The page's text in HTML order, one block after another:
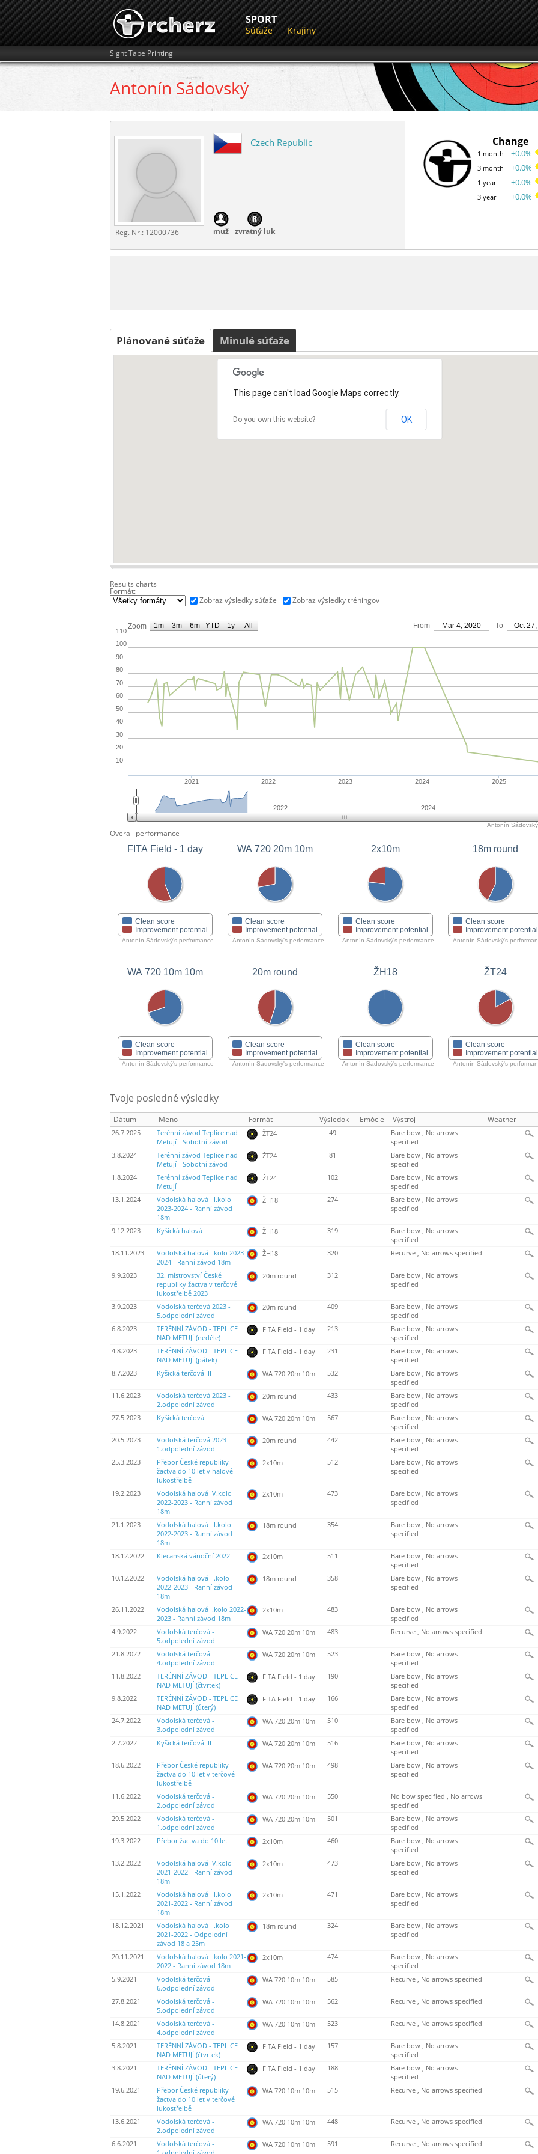
SPORT
Súťaže Krajiny
Sight Tape Printing
Antonín Sádovský
Reg. Nr.: 12000736
Czech Republic
muž zvratný luk
Change
1 month
3 month
1 year
3 year
+0.0%
+0.0%
+0.0%
+0.0%
Plánované súťaže Minulé súťaže
This page can't load Google Maps correctly.
Do you own this website? OK
Results charts
Formát:
Zobraz výsledky súťaže
Zobraz výsledky tréningov
Zoom From Mar 4, 2020 To Oct
2021 2022 2023 2024 2025
10
20
30
40
50
60
70
80
90
100
110
2022 2024
1m 3m 6m YTD 1y All
Antonín
Overall performance
FITA Field - 1 day
Clean score
Improvement potential
Antonín Sádovský's performance
WA 720 20m 10m
Clean score
Improvement potential
Antonín Sádovský's performance
2x10m
Clean score
Improvement potential
Antonín Sádovský's performance
18m round
Clean score
Improvement potential
Antonín Sádovský's
WA 720 10m 10m
Clean score
Improvement potential
Antonín Sádovský's performance
20m round
Clean score
Improvement potential
Antonín Sádovský's performance
ŽH18
Clean score
Improvement potential
Antonín Sádovský's performance
ŽT24
Clean score
Improvement potential
Antonín Sádovský's
Tvoje posledné výsledky
Dátum Meno Formát Výsledok Emócie Výstroj Weather
26.7.2025
Terénní závod Teplice nad
Metují - Sobotní závod
ŽT24 49
Bare bow , No arrows
specified
3.8.2024
Terénní závod Teplice nad
Metují - Sobotní závod
ŽT24 81
Bare bow , No arrows
specified
1.8.2024
Terénní závod Teplice nad
Metují
ŽT24 102
Bare bow , No arrows
specified
13.1.2024
Vodolská halová III.kolo
2023-2024 - Ranní závod
18m
ŽH18 274
Bare bow , No arrows
specified
9.12.2023 Kyšická halová II ŽH18 319
Bare bow , No arrows
specified
18.11.2023
Vodolská halová I.kolo 2023-
2024 - Ranní závod 18m
ŽH18 320 Recurve , No arrows specified
9.9.2023
32. mistrovství České
republiky žactva v terčové
lukostřelbě 2023
20m round 312
Bare bow , No arrows
specified
3.9.2023
Vodolská terčová 2023 -
5.odpolední závod
20m round 409
Bare bow , No arrows
specified
6.8.2023
TERÉNNÍ ZÁVOD - TEPLICE
NAD METUJÍ (neděle)
FITA Field - 1 day 213
Bare bow , No arrows
specified
4.8.2023
TERÉNNÍ ZÁVOD - TEPLICE
NAD METUJÍ (pátek)
FITA Field - 1 day 231
Bare bow , No arrows
specified
8.7.2023
Kyšická terčová III WA 720 20m 10m 532
Bare bow , No arrows
specified
11.6.2023
Vodolská terčová 2023 -
2.odpolední závod
20m round 433
Bare bow , No arrows
specified
27.5.2023
Kyšická terčová I WA 720 20m 10m 567
Bare bow , No arrows
specified
20.5.2023
Vodolská terčová 2023 -
1.odpolední závod
20m round 442
Bare bow , No arrows
specified
25.3.2023
Přebor České republiky
žactva do 10 let v halové
lukostřelbě
2x10m 512
Bare bow , No arrows
specified
19.2.2023
Vodolská halová IV.kolo
2022-2023 - Ranní závod
18m
2x10m 473
Bare bow , No arrows
specified
21.1.2023
Vodolská halová III.kolo
2022-2023 - Ranní závod
18m
18m round 354
Bare bow , No arrows
specified
18.12.2022 Klecanská vánoční 2022 2x10m 511
Bare bow , No arrows
specified
10.12.2022
Vodolská halová II.kolo
2022-2023 - Ranní závod
18m
18m round 358
Bare bow , No arrows
specified
26.11.2022
Vodolská halová I.kolo 2022-
2023 - Ranní závod 18m
2x10m 483
Bare bow , No arrows
specified
4.9.2022
Vodolská terčová -
5.odpolední závod
WA 720 20m 10m 483 Recurve , No arrows specified
21.8.2022
Vodolská terčová -
4.odpolední závod
WA 720 20m 10m 523
Bare bow , No arrows
specified
11.8.2022
TERÉNNÍ ZÁVOD - TEPLICE
NAD METUJÍ (čtvrtek)
FITA Field - 1 day 190
Bare bow , No arrows
specified
9.8.2022
TERÉNNÍ ZÁVOD - TEPLICE
NAD METUJÍ (úterý)
FITA Field - 1 day 166
Bare bow , No arrows
specified
24.7.2022
Vodolská terčová -
3.odpolední závod
WA 720 20m 10m 510
Bare bow , No arrows
specified
2.7.2022
Kyšická terčová III WA 720 20m 10m 516
Bare bow , No arrows
specified
18.6.2022
Přebor České republiky
žactva do 10 let v terčové
lukostřelbě
WA 720 20m 10m 498
Bare bow , No arrows
specified
11.6.2022
Vodolská terčová -
2.odpolední závod
WA 720 20m 10m 550
No bow specified , No arrows
specified
29.5.2022
Vodolská terčová -
1.odpolední závod
WA 720 20m 10m 501
Bare bow , No arrows
specified
19.3.2022
Přebor žactva do 10 let 2x10m 460
Bare bow , No arrows
specified
13.2.2022
Vodolská halová IV.kolo
2021-2022 - Ranní závod
18m
2x10m 473
Bare bow , No arrows
specified
15.1.2022
Vodolská halová III.kolo
2021-2022 - Ranní závod
18m
2x10m 471
Bare bow , No arrows
specified
18.12.2021
Vodolská halová II.kolo
2021-2022 - Odpolední
závod 18 a 25m
18m round 324
Bare bow , No arrows
specified
20.11.2021
Vodolská halová I.kolo 2021-
2022 - Ranní závod 18m
2x10m 474
Bare bow , No arrows
specified
5.9.2021
Vodolská terčová -
6.odpolední závod
WA 720 10m 10m 585 Recurve , No arrows specified
27.8.2021
Vodolská terčová -
5.odpolední závod
WA 720 10m 10m 562 Recurve , No arrows specified
14.8.2021
Vodolská terčová -
4.odpolední závod
WA 720 10m 10m 523 Recurve , No arrows specified
5.8.2021
TERÉNNÍ ZÁVOD - TEPLICE
NAD METUJÍ (čtvrtek)
FITA Field - 1 day 157
Bare bow , No arrows
specified
3.8.2021
TERÉNNÍ ZÁVOD - TEPLICE
NAD METUJÍ (úterý)
FITA Field - 1 day 188
Bare bow , No arrows
specified
19.6.2021
Přebor České republiky
žactva do 10 let v terčové
lukostřelbě
WA 720 10m 10m 515 Recurve , No arrows specified
13.6.2021
Vodolská terčová -
2.odpolední závod
WA 720 10m 10m 448 Recurve , No arrows specified
6.6.2021
Vodolská terčová -
WA 720 10m 10m 591 Recurve , No arrows specified